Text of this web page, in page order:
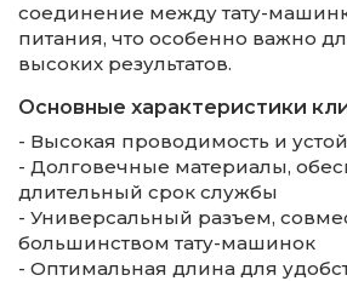
соединение между тату-
питания, что особенно важно
высоких результатов.
Основные характеристики
- Высокая проводимость и
- Долговечные материалы,
длительный срок службы
- Универсальный разъем,
большинством тату-машинок
- Оптимальная длина для